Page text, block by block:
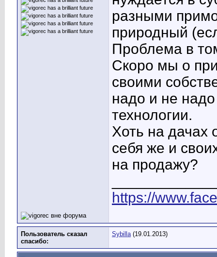
разными
природный
Проблема в
Скоро мы о
своими
надо и не
технологии.
Хоть на дачах
себя же и
на продажу?
https://
Пользователь сказал
cпасибо:
Sybilla(19.01.2013)